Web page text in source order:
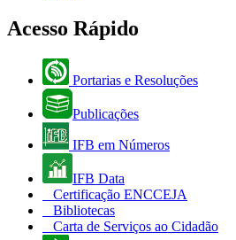
Acesso Rápido
Portarias e Resoluções
Publicações
IFB em Números
IFB Data
Certificação ENCCEJA
Bibliotecas
Carta de Serviços ao Cidadão